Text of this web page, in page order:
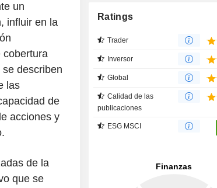
un
influir en la
cobertura
describen
las
de
acciones y
de la
que se
Ratings
Trader
Inversor
Global
Calidad de las
publicaciones
ESG MSCI